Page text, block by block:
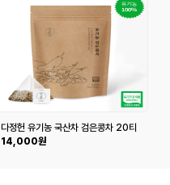
다정헌 유기농 국산차 검은콩차 20티
백+20티백
14,000원